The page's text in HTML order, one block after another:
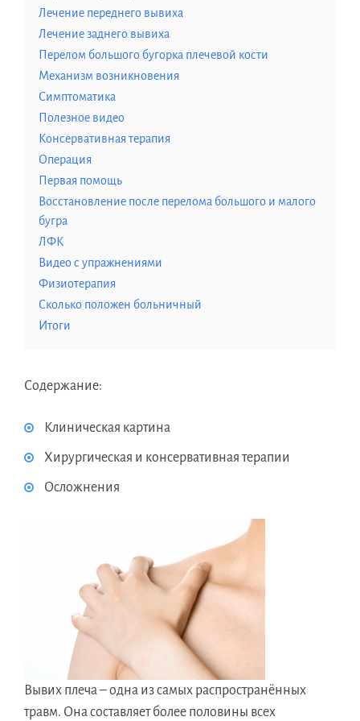
Лечение переднего вывиха
Лечение заднего вывиха
Перелом большого бугорка плечевой кости
Механизм возникновения
Симптоматика
Полезное видео
Консервативная терапия
Операция
Первая помощь
Восстановление после перелома большого и малого
бугра
ЛФК
Видео с упражнениями
Физиотерапия
Сколько положен больничный
Итоги
Содержание:
Клиническая картина
Хирургическая и консервативная терапии
Осложнения
Вывих плеча – одна из самых распространённых
травм. Она составляет более половины всех